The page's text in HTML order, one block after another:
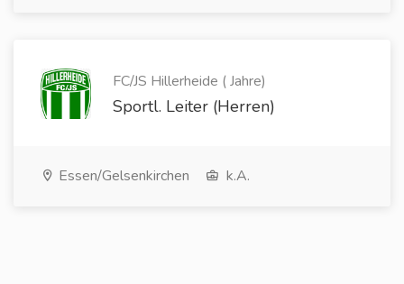
FC/JS Hillerheide ( Jahre)
Sportl. Leiter (Herren)
Essen/Gelsenkirchen k.A.